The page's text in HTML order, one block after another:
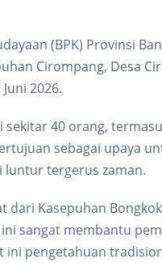
(BPK) Provinsi
Cirompang, Desa
2026.
sekitar 40 orang,
sebagai upaya
tergerus zaman.
dari Kasepuhan
sangat membantu
ini pengetahuan